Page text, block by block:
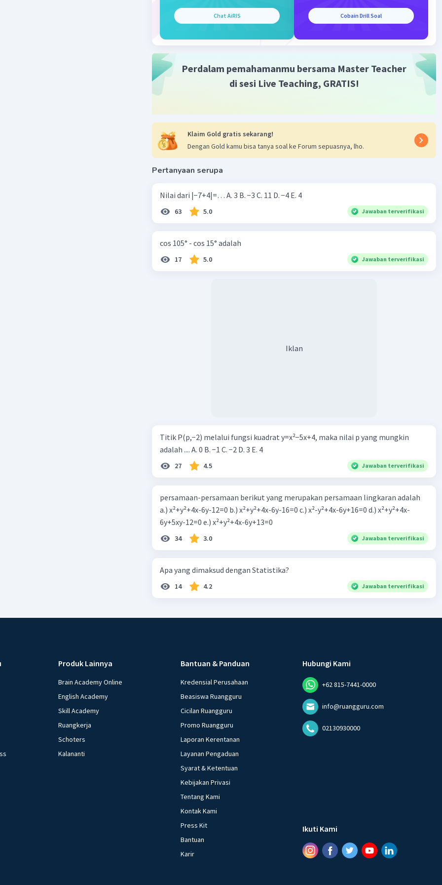
Iklan
Chat AiRIS Cobain Drill Soal
Perdalam pemahamanmu bersama Master Teacher
di sesi Live Teaching, GRATIS!
Klaim Gold gratis sekarang!
Dengan Gold kamu bisa tanya soal ke Forum sepuasnya, lho.
Pertanyaan serupa
Nilai dari |−7+4|=… A. 3 B. −3 C. 11 D. −4 E. 4
63 5.0 Jawaban terverifikasi
cos 105° - cos 15° adalah
17 5.0 Jawaban terverifikasi
Iklan
Titik P(p,−2) melalui fungsi kuadrat y=x²−5x+4, maka nilai p yang mungkin
adalah .... A. 0 B. −1 C. −2 D. 3 E. 4
27 4.5 Jawaban terverifikasi
persamaan-persamaan berikut yang merupakan persamaan lingkaran adalah
a.) x²+y²+4x-6y-12=0 b.) x²+y²+4x-6y-16=0 c.) x²-y²+4x-6y+16=0 d.) x²+y²+4x-
6y+5xy-12=0 e.) x²+y²+4x-6y+13=0
34 3.0 Jawaban terverifikasi
Apa yang dimaksud dengan Statistika?
14 4.2 Jawaban terverifikasi
Produk Lainnya
Brain Academy Online
English Academy
Skill Academy
Ruangkerja
Schoters
Kalananti
Bantuan & Panduan
Kredensial Perusahaan
Beasiswa Ruangguru
Cicilan Ruangguru
Promo Ruangguru
Laporan Kerentanan
Layanan Pengaduan
Syarat & Ketentuan
Kebijakan Privasi
Tentang Kami
Kontak Kami
Press Kit
Bantuan
Karir
Hubungi Kami
+62 815-7441-0000
info@ruangguru.com
02130930000
Ikuti Kami